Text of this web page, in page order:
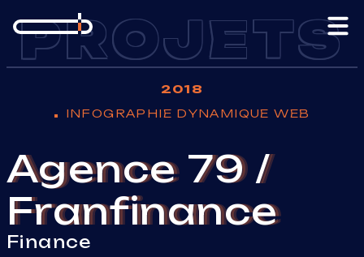
PROJETS
INFOGRAPHIE DYNAMIQUE WEB
2018
Agence 79 /
Franfinance
Finance